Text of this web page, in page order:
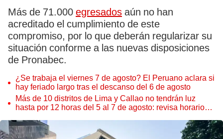
Más de 71.000 egresados aún no han
acreditado el cumplimiento de este
compromiso, por lo que deberán regularizar su
situación conforme a las nuevas disposiciones
de Pronabec.
¿Se trabaja el viernes 7 de agosto? El Peruano aclara si
hay feriado largo tras el descanso del 6 de agosto
Más de 10 distritos de Lima y Callao no tendrán luz
hasta por 12 horas del 5 al 7 de agosto: revisa horarios y